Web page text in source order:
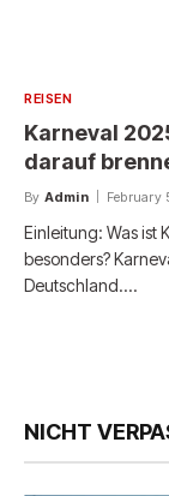
REISEN
Karneval
darauf
By Admin February
Einleitung: Was ist
besonders?
Deutschland.…
NICHT